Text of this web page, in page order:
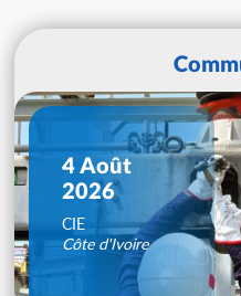
4 Août
2026
CIE
Côte d'Ivoire